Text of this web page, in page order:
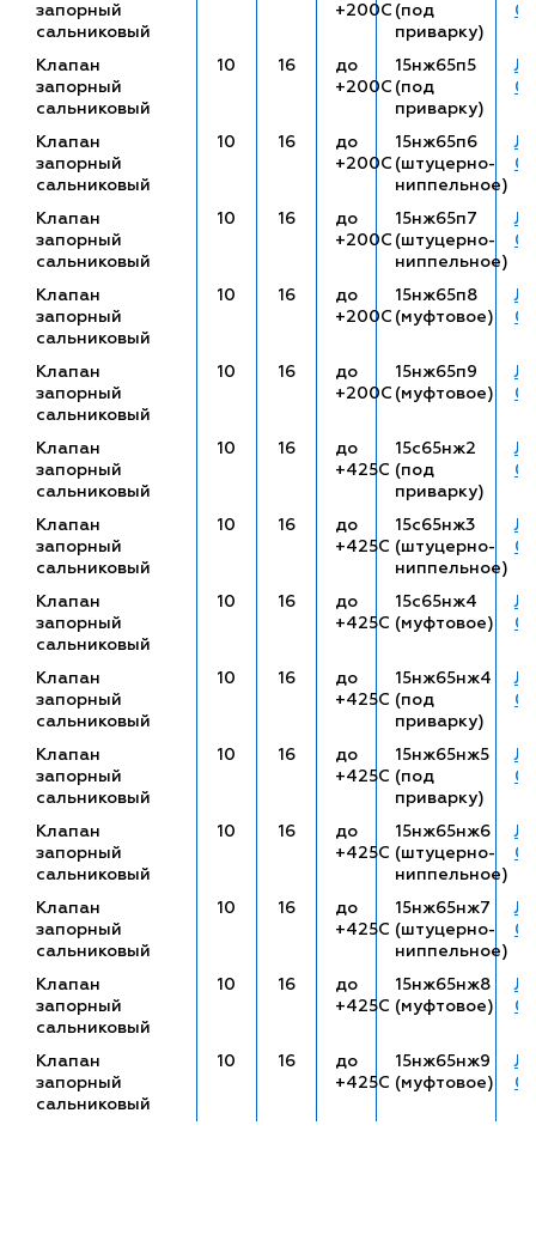
запорный
сальниковый
+200С (под
приварку)
Клапан
запорный
сальниковый
10 16
до
+200С
15нж65п5
(под
приварку)
Клапан
запорный
сальниковый
10 16
до
+200С
15нж65п6
(штуцерно-
ниппельное)
Клапан
запорный
сальниковый
10 16
до
+200С
15нж65п7
(штуцерно-
ниппельное)
Клапан
запорный
сальниковый
10 16
до
+200С
15нж65п8
(муфтовое)
Клапан
запорный
сальниковый
10 16
до
+200С
15нж65п9
(муфтовое)
Клапан
запорный
сальниковый
10 16
до
+425С
15с65нж2
(под
приварку)
Клапан
запорный
сальниковый
10 16
до
+425С
15с65нж3
(штуцерно-
ниппельное)
Клапан
запорный
сальниковый
10 16
до
+425С
15с65нж4
(муфтовое)
Клапан
запорный
сальниковый
10 16
до
+425С
15нж65нж4
(под
приварку)
Клапан
запорный
сальниковый
10 16
до
+425С
15нж65нж5
(под
приварку)
Клапан
запорный
сальниковый
10 16
до
+425С
15нж65нж6
(штуцерно-
ниппельное)
Клапан
запорный
сальниковый
10 16
до
+425С
15нж65нж7
(штуцерно-
ниппельное)
Клапан
запорный
сальниковый
10 16
до
+425С
15нж65нж8
(муфтовое)
Клапан
запорный
сальниковый
10 16
до
+425С
15нж65нж9
(муфтовое)